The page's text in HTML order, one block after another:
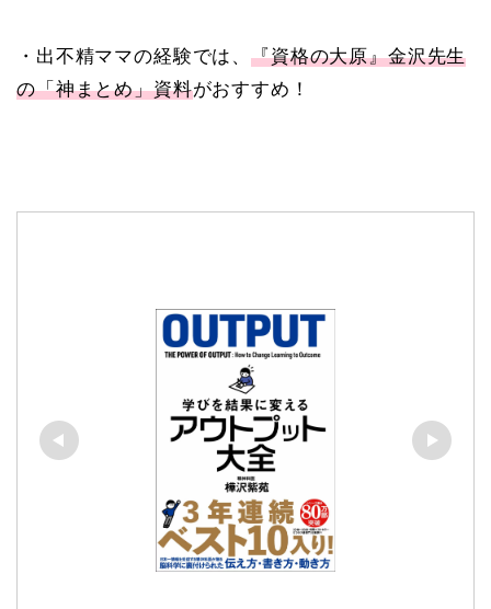
・出不精ママの経験では、『資格の大原』金沢先生
の「神まとめ」資料がおすすめ！